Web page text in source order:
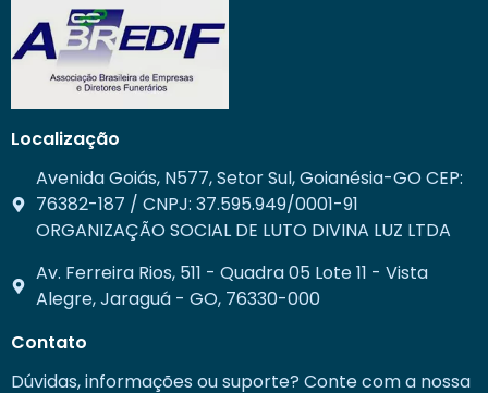
Localização
Avenida Goiás, N577, Setor Sul, Goianésia-GO CEP:
76382-187 / CNPJ: 37.595.949/0001-91
ORGANIZAÇÃO SOCIAL DE LUTO DIVINA LUZ LTDA
Av. Ferreira Rios, 511 - Quadra 05 Lote 11 - Vista
Alegre, Jaraguá - GO, 76330-000
Contato
Dúvidas, informações ou suporte? Conte com a nossa